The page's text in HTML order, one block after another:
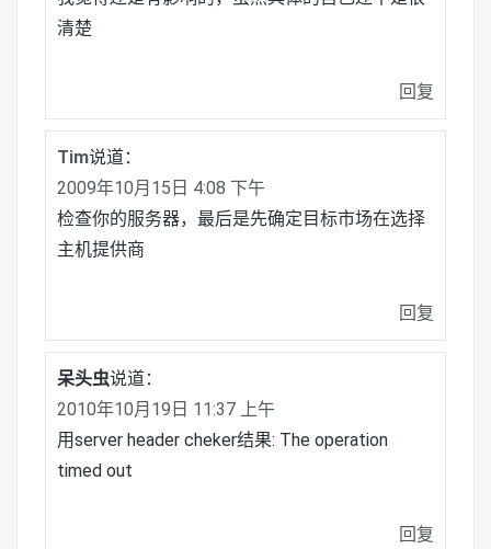
清楚
回复
Tim说道：
2009年10月15日 4:08 下午
检查你的服务器，最后是先确定目标市场在选择
主机提供商
回复
呆头虫说道：
2010年10月19日 11:37 上午
用server header cheker结果: The operation
timed out
回复